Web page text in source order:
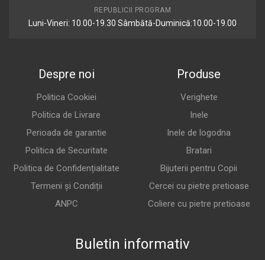
REPUBLICII PROGRAM
Luni-Vineri: 10.00-19.30 Sâmbătă-Duminică:10.00-19.00
Despre noi
Politica Cookiei
Politica de Livrare
Perioada de garantie
Politica de Securitate
Politica de Confidențialitate
Termeni și Condiții
ANPC
Produse
Verighete
Inele
Inele de logodna
Bratari
Bijuterii pentru Copii
Cercei cu pietre pretioase
Coliere cu pietre pretioase
Buletin informativ